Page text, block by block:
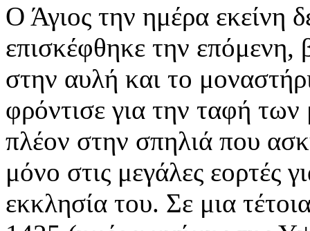
Ο Άγιος την ημέρα εκείνη
επισκέφθηκε την
στην αυλή και το
φρόντισε για την ταφή
πλέον στην σπηλιά που
μόνο στις μεγάλες εορτές
εκκλησία του. Σε μια